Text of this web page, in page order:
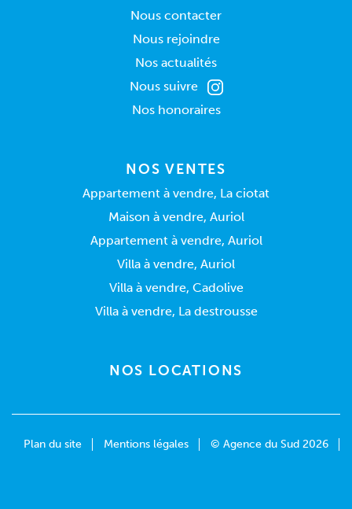
Nous contacter
Nous rejoindre
Nos actualités
Nous suivre
Nos honoraires
NOS VENTES
Appartement à vendre, La ciotat
Maison à vendre, Auriol
Appartement à vendre, Auriol
Villa à vendre, Auriol
Villa à vendre, Cadolive
Villa à vendre, La destrousse
NOS LOCATIONS
Plan du site Mentions légales © Agence du Sud 2026